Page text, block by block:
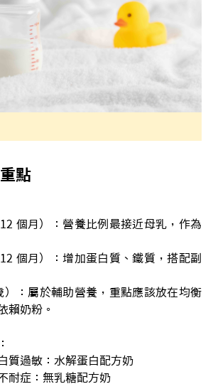
點
個月）：營養比例最接近母乳，作為
個月）：增加蛋白質、鐵質，搭配副
）：屬於輔助營養，重點應該放在均衡
賴奶粉。
質過敏：水解蛋白配方奶
耐症：無乳糖配方奶